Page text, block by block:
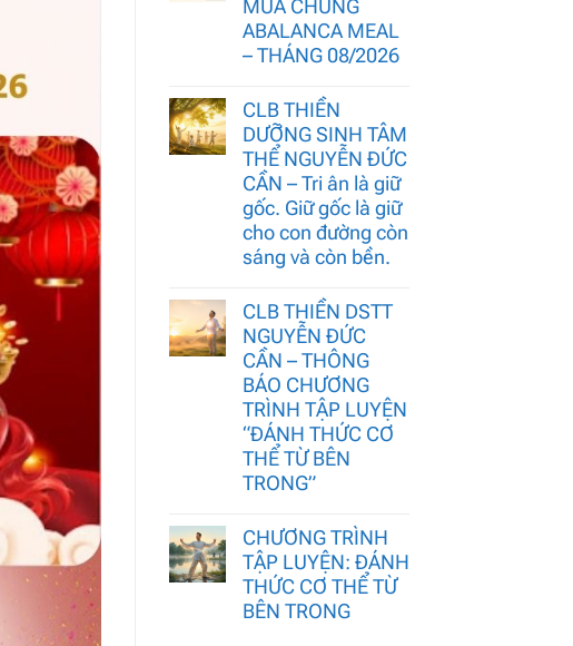
MUA CHUNG
ABALANCA MEAL
– THÁNG 08/2026
CLB THIỀN
DƯỠNG SINH TÂM
THỂ NGUYỄN ĐỨC
CẦN – Tri ân là giữ
gốc. Giữ gốc là giữ
cho con đường còn
sáng và còn bền.
CLB THIỀN DSTT
NGUYỄN ĐỨC
CẦN – THÔNG
BÁO CHƯƠNG
TRÌNH TẬP LUYỆN
“ĐÁNH THỨC CƠ
THỂ TỪ BÊN
TRONG”
CHƯƠNG TRÌNH
TẬP LUYỆN: ĐÁNH
THỨC CƠ THỂ TỪ
BÊN TRONG